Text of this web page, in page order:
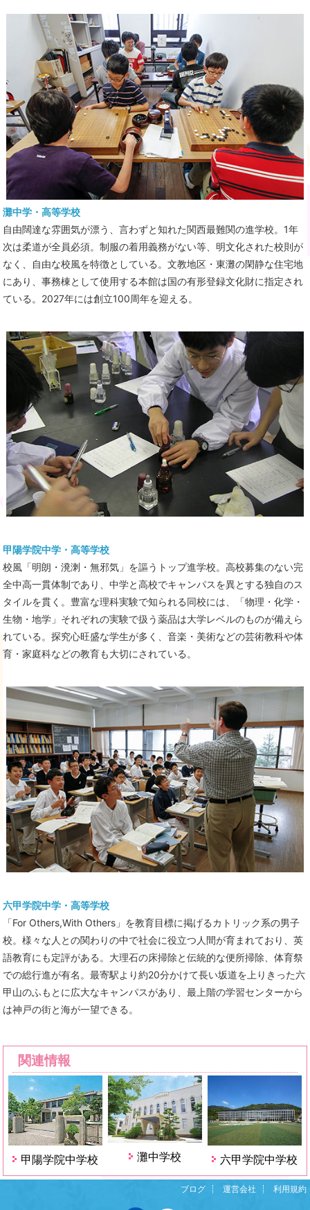
灘中学・高等学校
自由闊達な雰囲気が漂う、言わずと知れた関西最難関の進学校。1年
次は柔道が全員必須。制服の着用義務がない等、明文化された校則が
なく、自由な校風を特徴としている。文教地区・東灘の閑静な住宅地
にあり、事務棟として使用する本館は国の有形登録文化財に指定され
ている。2027年には創立100周年を迎える。
甲陽学院中学・高等学校
校風「明朗・溌溂・無邪気」を謳うトップ進学校。高校募集のない完
全中高一貫体制であり、中学と高校でキャンパスを異とする独自のス
タイルを貫く。豊富な理科実験で知られる同校には、「物理・化学・
生物・地学」それぞれの実験で扱う薬品は大学レベルのものが備えら
れている。探究心旺盛な学生が多く、音楽・美術などの芸術教科や体
育・家庭科などの教育も大切にされている。
六甲学院中学・高等学校
「For Others,With Others」を教育目標に掲げるカトリック系の男子
校。様々な人との関わりの中で社会に役立つ人間が育まれており、英
語教育にも定評がある。大理石の床掃除と伝統的な便所掃除、体育祭
での総行進が有名。最寄駅より約20分かけて長い坂道を上りきった六
甲山のふもとに広大なキャンパスがあり、最上階の学習センターから
は神戸の街と海が一望できる。
関連情報
甲陽学院中学校 灘中学校 六甲学院中学校
ブログ 運営会社 利用規約